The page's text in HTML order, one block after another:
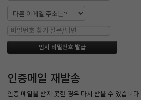
인증메일 재발송
인증 메일을 받지 못한 경우 다시 받을 수 있습니다.